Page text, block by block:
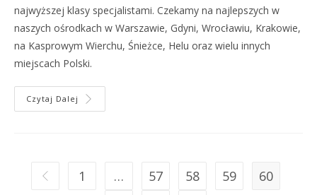
najwyższej klasy specjalistami. Czekamy na najlepszych w
naszych ośrodkach w Warszawie, Gdyni, Wrocławiu, Krakowie,
na Kasprowym Wierchu, Śnieżce, Helu oraz wielu innych
miejscach Polski.
Czytaj Dalej
1 … 57 58 59
60